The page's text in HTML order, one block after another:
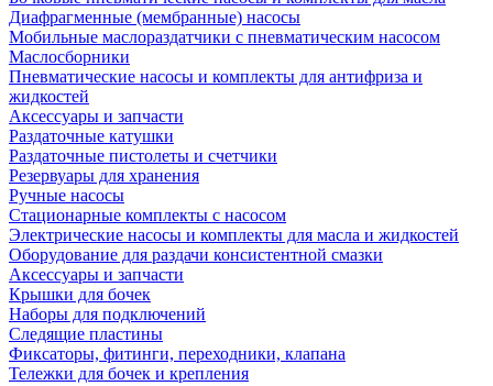
Диафрагменные (мембранные) насосы
Мобильные маслораздатчики с пневматическим насосом
Маслосборники
Пневматические насосы и комплекты для антифриза и
жидкостей
Аксессуары и запчасти
Раздаточные катушки
Раздаточные пистолеты и счетчики
Резервуары для хранения
Ручные насосы
Стационарные комплекты с насосом
Электрические насосы и комплекты для масла и жидкостей
Оборудование для раздачи консистентной смазки
Аксессуары и запчасти
Крышки для бочек
Наборы для подключений
Следящие пластины
Фиксаторы, фитинги, переходники, клапана
Тележки для бочек и крепления